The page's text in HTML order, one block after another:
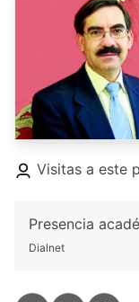
Visitas a este
Presencia
Dialnet